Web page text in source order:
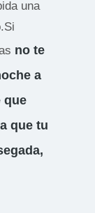
una
no te
a
que
que tu